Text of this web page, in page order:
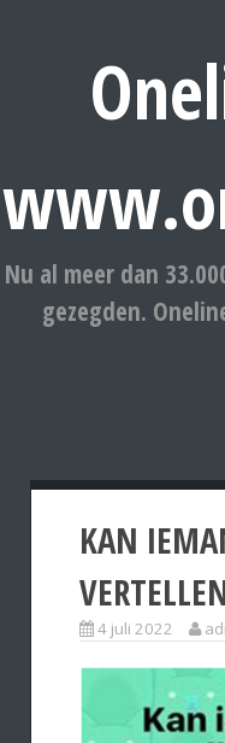
Nu al meer dan
gezegden.
KAN
4 juli 2022